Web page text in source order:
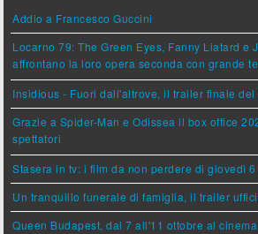
Addio a Francesco Guccini
Locarno 79: The Green Eyes, Fanny Liatard e
affrontano la loro opera seconda con grande
Insidious - Fuori dall'altrove, il trailer finale del
Grazie a Spider-Man e Odissea il box office
spettatori
Stasera in tv: i film da non perdere di giovedì
Un tranquillo funerale di famiglia, il trailer
Queen Budapest, dal 7 all'11 ottobre al cinema